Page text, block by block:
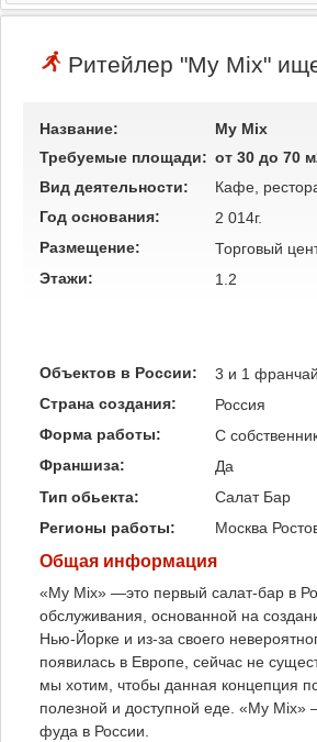
Ритейлер "My Mix"
Название:
My Mix
Требуемые площади: от 30 до 70
Вид деятельности:
Кафе,
Год основания:
2 014г.
Размещение:
Торговый
Этажи:
1.2
Объектов в России:
3 и 1
Страна создания:
Россия
Форма работы:
C
Франшиза:
Да
Тип обьекта:
Салат Бар
Регионы работы:
Москва
Общая информация
«My Mix» —это первый салат-бар в
обслуживания, основанной на
Нью-Йорке и из-за своего
появилась в Европе, сейчас не
мы хотим, чтобы данная концепция
полезной и доступной еде. «My
фуда в России.